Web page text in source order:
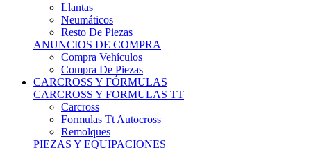
Llantas
Neumáticos
Resto De Piezas
ANUNCIOS DE COMPRA
Compra Vehículos
Compra De Piezas
CARCROSS Y FÓRMULAS
CARCROSS Y FORMULAS TT
Carcross
Formulas Tt Autocross
Remolques
PIEZAS Y EQUIPACIONES